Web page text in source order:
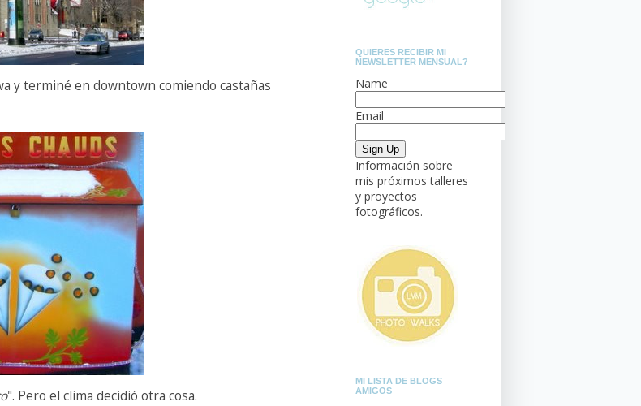
y terminé en downtown comiendo castañas
". Pero el clima decidió otra cosa.
QUIERES RECIBIR MI
NEWSLETTER MENSUAL?
Name
Email
Información sobre
mis próximos talleres
y proyectos
fotográficos.
MI LISTA DE BLOGS
AMIGOS